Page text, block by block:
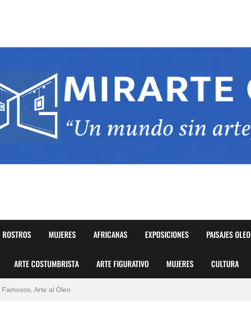
ROSTROS MUJERES AFRICANAS EXPOSICIONES PAISAJES OLEO
ARTE COSTUMBRISTA ARTE FIGURATIVO MUJERES CULTURA
Imágenes
Arte al Óleo